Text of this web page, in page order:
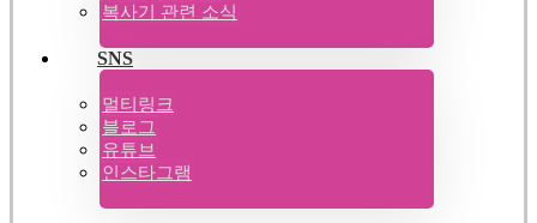
복사기 관련 소식
SNS
멀티링크
블로그
유튜브
인스타그램